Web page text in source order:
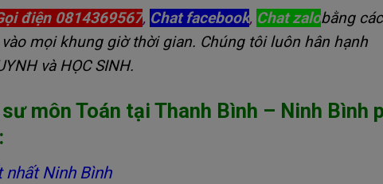
điện 0814369567, Chat facebook, Chat zalobằng
mọi khung giờ thời gian. Chúng tôi luôn hân hạnh
và HỌC SINH.
môn Toán tại Thanh Bình – Ninh Bình
Ninh Bình